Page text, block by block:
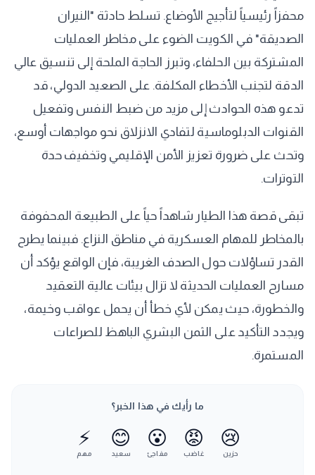
محفزاً رئيسياً لتأجيج الأوضاع. تسلط حادثة "النيران
الصديقة" في الكويت الضوء على مخاطر العمليات
المشتركة بين الحلفاء، وتبرز الحاجة الملحة إلى تنسيق عالي
الدقة لتجنب الأخطاء المكلفة. على الصعيد الدولي، قد
تدعو هذه الحوادث إلى مزيد من ضبط النفس وتفعيل
القنوات الدبلوماسية لتفادي الانزلاق نحو مواجهات أوسع،
وتحث على ضرورة تعزيز الأمن الإقليمي وتخفيف حدة
التوترات.
تبقى قصة هذا الطيار شاهداً حياً على الطبيعة المحفوفة
بالمخاطر للمهام العسكرية في مناطق النزاع. فبينما يطرح
القدر تساؤلات حول الصدف الغريبة، فإن الواقع يؤكد أن
مسارح العمليات الحديثة لا تزال بيئات عالية التعقيد
والخطورة، حيث يمكن لأي خطأ أن يحمل عواقب وخيمة،
ويجدد التأكيد على الثمن البشري الباهظ للصراعات
المستمرة.
ما رأيك في هذا الخبر؟
😢
حزين
😡
غاضب
😮
مفاجئ
😊
سعيد
⚡
مهم